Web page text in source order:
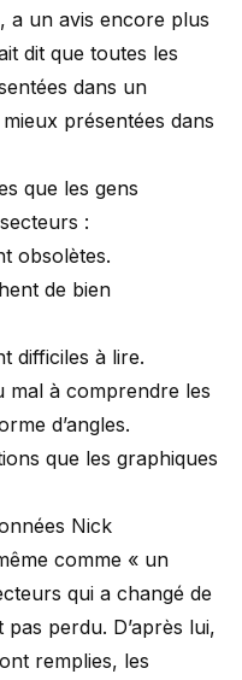
, a un avis encore plus
dit que toutes les
dans un
présentées dans
que les gens
:
obsolètes.
de bien
difficiles à lire.
mal à comprendre les
d’angles.
que les graphiques
Nick
comme « un
qui a changé de
pas perdu. D’après lui,
remplies, les